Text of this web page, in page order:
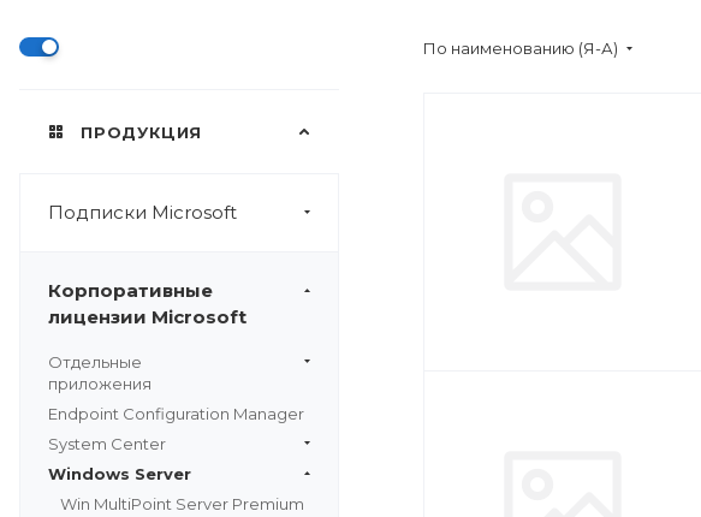
ПРОДУКЦИЯ
Подписки Microsoft
Корпоративные
лицензии Microsoft
Отдельные
приложения
Endpoint Configuration Manager
System Center
Windows Server
Win MultiPoint Server Premium
По наименованию (Я-А)